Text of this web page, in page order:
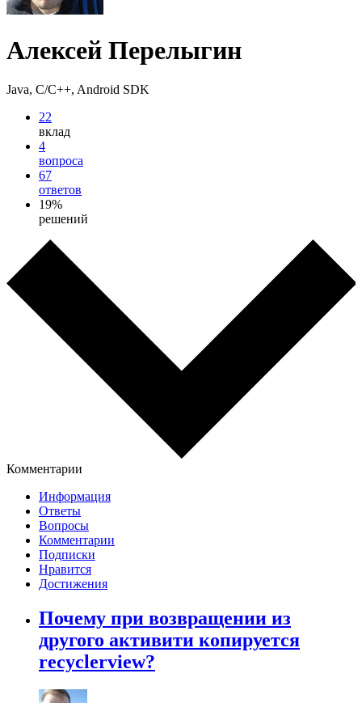
Алексей Перелыгин
Java, C/C++, Android SDK
22
вклад
4
вопроса
67
ответов
19%
решений
Комментарии
Информация
Ответы
Вопросы
Комментарии
Подписки
Нравится
Достижения
Почему при возвращении из
другого активити копируется
recyclerview?